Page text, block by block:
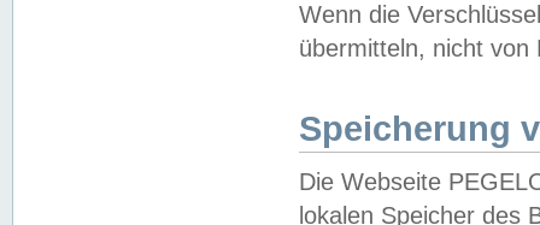
Wenn die
übermitteln, nicht von
Speicherung
Die Webseite
lokalen Speicher des